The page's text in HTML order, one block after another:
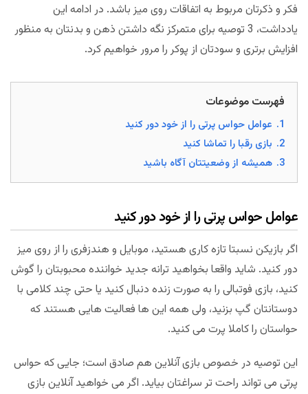
فکر و ذکرتان مربوط به اتفاقات روی میز باشد. در ادامه این
یادداشت، 3 توصیه برای متمرکز نگه داشتن ذهن و بدنتان به منظور
افزایش برتری و سودتان از پوکر را مرور خواهیم کرد.
فهرست موضوعات
1. عوامل حواس پرتی را از خود دور کنید
2. بازی رقبا را تماشا کنید
3. همیشه از وضعیتتان آگاه باشید
عوامل حواس پرتی را از خود دور کنید
اگر بازیکن نسبتا تازه کاری هستید، موبایل و هندزفری را از روی میز
دور کنید. شاید واقعا بخواهید ترانه جدید خواننده محبوبتان را گوش
کنید، بازی فوتبالی را به صورت زنده دنبال کنید یا حتی چند کلامی با
دوستانتان گپ بزنید، ولی همه این ها فعالیت هایی هستند که
حواستان را کاملا پرت می کنید.
این توصیه در خصوص بازی آنلاین هم صادق است؛ جایی که حواس
پرتی می تواند راحت تر سراغتان بیاید. اگر می خواهید آنلاین بازی